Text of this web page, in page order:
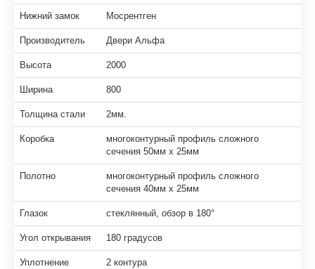
Нижний замок Мосрентген
Производитель Двери Альфа
Высота 2000
Ширина 800
Толщина стали 2мм.
Коробка
многоконтурный профиль сложного
сечения 50мм х 25мм
Полотно
многоконтурный профиль сложного
сечения 40мм х 25мм
Глазок стеклянный, обзор в 180°
Угол открывания 180 градусов
Уплотнение 2 контура